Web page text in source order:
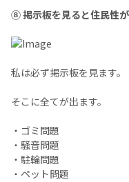
⑧ 掲示板を見ると住民性
私は必ず掲示板を見ます。
そこに全てが出ます。
・ゴミ問題
・騒音問題
・駐輪問題
・ペット問題